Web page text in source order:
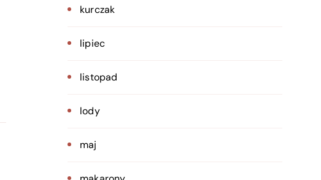
kurczak
lipiec
listopad
lody
maj